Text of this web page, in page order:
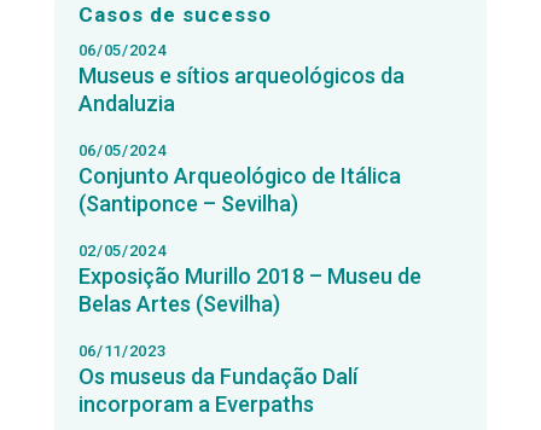
Casos de sucesso
Museus e sítios arqueológicos da
Andaluzia
06/05/2024
Conjunto Arqueológico de Itálica
(Santiponce – Sevilha)
06/05/2024
Exposição Murillo 2018 – Museu de
Belas Artes (Sevilha)
02/05/2024
Os museus da Fundação Dalí
incorporam a Everpaths
06/11/2023